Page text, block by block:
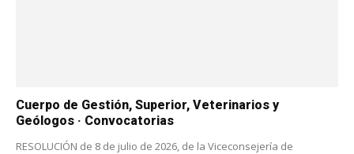
Cuerpo de Gestión, Superior, Veterinarios y
Geólogos · Convocatorias
RESOLUCIÓN de 8 de julio de 2026, de la Viceconsejería de